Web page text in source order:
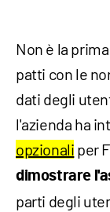
Non è la
patti con le
dati degli
l'azienda ha
opzionali per
dimostrare
parti degli